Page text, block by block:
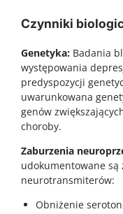
Czynniki
Genetyka: Badania
występowania
predyspozycji
uwarunkowana
genów
choroby.
Zaburzenia
udokumentowane
neurotransmiterów:
Obniżenie